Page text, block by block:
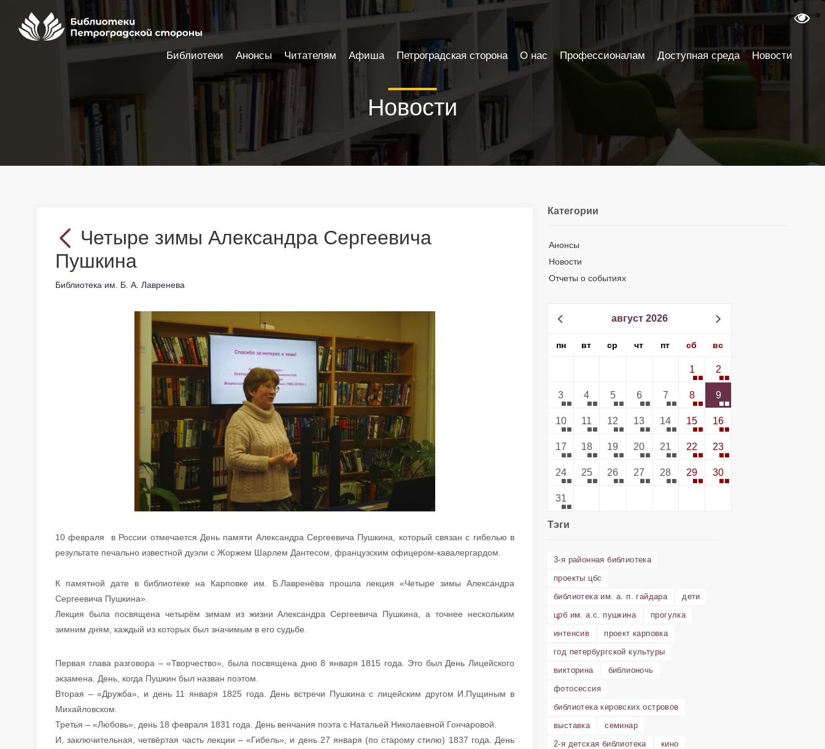
Новости
Четыре зимы Александра Сергеевича
Пушкина
Библиотека им. Б. А. Лавренева
10 февраля в России отмечается День памяти Александра Сергеевича Пушкина, который связан с гибелью в
результате печально известной дуэли с Жоржем Шарлем Дантесом, французским офицером-кавалергардом.
К памятной дате в библиотеке на Карповке им. Б.Лавренёва прошла лекция «Четыре зимы Александра
Сергеевича Пушкина».
Лекция была посвящена четырём зимам из жизни Александра Сергеевича Пушкина, а точнее нескольким
зимним дням, каждый из которых был значимым в его судьбе.
Первая глава разговора – «Творчество», была посвящена дню 8 января 1815 года. Это был День Лицейского
экзамена. День, когда Пушкин был назван поэтом.
Вторая – «Дружба», и день 11 января 1825 года. День встречи Пушкина с лицейским другом И.Пущиным в
Михайловском.
Третья – «Любовь», день 18 февраля 1831 года. День венчания поэта с Натальей Николаевной Гончаровой.
И, заключительная, четвёртая часть лекции – «Гибель», и день 27 января (по старому стилю) 1837 года. День
Категории
Анонсы
Новости
Отчеты о событиях
август 2026
пн вт ср чт пт сб вс
1 2
3 4 5 6 7 8 9
10 11 12 13 14 15 16
17 18 19 20 21 22 23
24 25 26 27 28 29 30
31
Тэги
3-я районная библиотека
проекты цбс
библиотека им. а. п. гайдара
дети
црб им. а.с. пушкина
прогулка
интенсив
проект карповка
год петербургской культуры
викторина
библионочь
фотосессия
библиотека кировских островов
выставка
семинар
2-я детская библиотека
кино
Библиотеки Анонсы Читателям Афиша Петроградская сторона О нас Профессионалам Доступная среда Новости
Настройки доступности